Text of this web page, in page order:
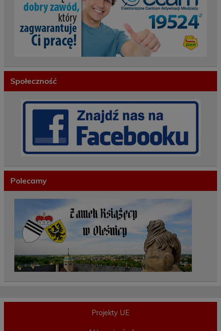
Społeczność
Polecamy
Projekty UE